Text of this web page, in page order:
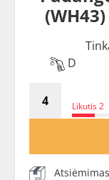
D
Likutis 2